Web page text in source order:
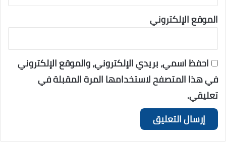
الموقع الإلكتروني
احفظ اسمي، بريدي الإلكتروني، والموقع الإلكتروني
في هذا المتصفح لاستخدامها المرة المقبلة في
تعليقي.